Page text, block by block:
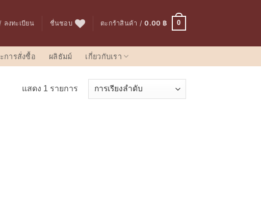
ลงทะเบียน ชื่นชอบ ตะกร้าสินค้า /0.00 ฿ 0
การสั่งซื้อ ผลิธัมม์ เกี่ยวกับเรา
แสดง 1 รายการ